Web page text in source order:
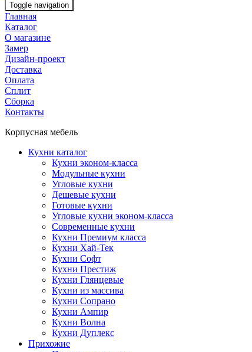
Toggle navigation
Главная
Каталог
О магазине
Замер
Дизайн-проект
Доставка
Оплата
Сплит
Сборка
Контакты
Корпусная мебель
Кухни каталог
Кухни эконом-класса
Модульные кухни
Угловые кухни
Дешевые кухни
Готовые кухни
Угловые кухни эконом-класса
Современные кухни
Кухни Премиум класса
Кухни Хай-Тек
Кухни Софт
Кухни Престиж
Кухни Глянцевые
Кухни из массива
Кухни Сопрано
Кухни Ампир
Кухни Волна
Кухни Дуплекс
Прихожие